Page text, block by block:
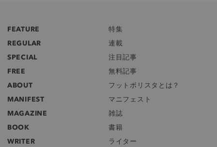
FEATURE
特集
REGULAR
連載
SPECIAL
注目記事
FREE
無料記事
ABOUT
フットボリスタとは？
MANIFEST
マニフェスト
MAGAZINE
雑誌
BOOK
書籍
WRITER
ライター